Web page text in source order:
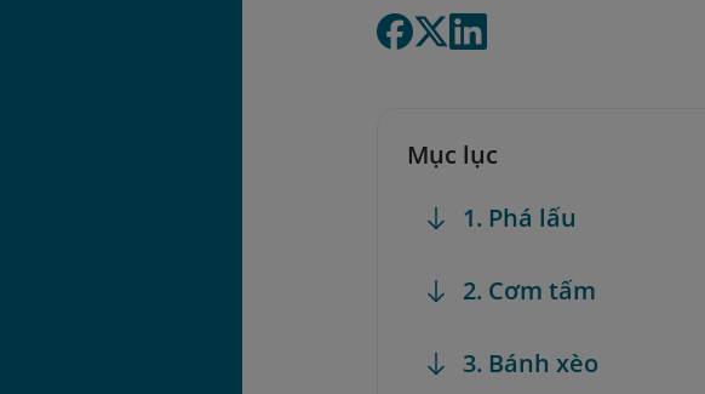
Mục lục
1. Phá lấu
2. Cơm tấm
3. Bánh xèo